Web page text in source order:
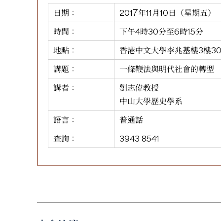
日期：
2017年11月10日（星期五）
時間：
下午4時30分至6時15分
地點：
香港中文大學李兆基樓3樓
講題：
一條鞭法與明代社會的轉型
講者：
劉志偉教授
中山大學歷史學系
語言：
普通話
查詢：
3943 8541